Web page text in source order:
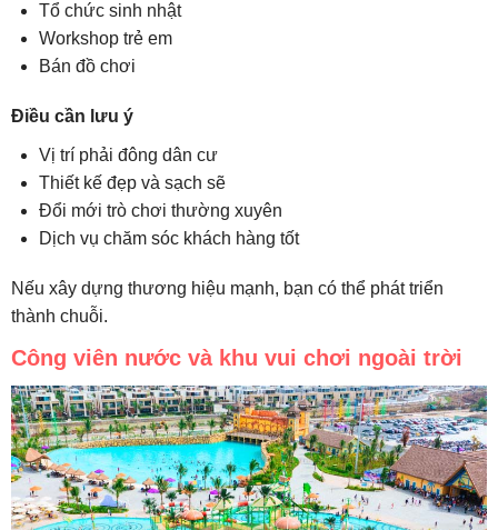
Tổ chức sinh nhật
Workshop trẻ em
Bán đồ chơi
Điều cần lưu ý
Vị trí phải đông dân cư
Thiết kế đẹp và sạch sẽ
Đổi mới trò chơi thường xuyên
Dịch vụ chăm sóc khách hàng tốt
Nếu xây dựng thương hiệu mạnh, bạn có thể phát triển
thành chuỗi.
Công viên nước và khu vui chơi ngoài trời